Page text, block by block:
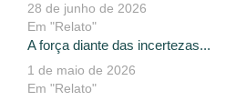
28 de junho de 2026
Em "Relato"
A força diante das incertezas...
1 de maio de 2026
Em "Relato"